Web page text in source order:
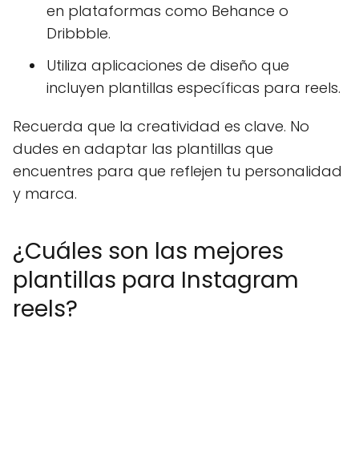
en plataformas como Behance o
Dribbble.
Utiliza aplicaciones de diseño que
incluyen plantillas específicas para reels.
Recuerda que la creatividad es clave. No
dudes en adaptar las plantillas que
encuentres para que reflejen tu personalidad
y marca.
¿Cuáles son las mejores
plantillas para Instagram
reels?